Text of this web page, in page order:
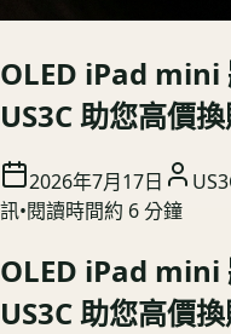
OLED iPad mini
US3C 助您高價
2026年7月17日
訊•閱讀時間約 6分鐘
OLED iPad mini
US3C 助您高價